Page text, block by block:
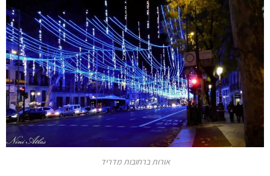
אורות ברחובות מדריד